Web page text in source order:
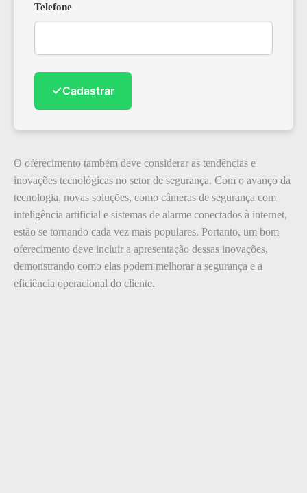
Telefone
✓Cadastrar
O oferecimento também deve considerar as tendências e
inovações tecnológicas no setor de segurança. Com o avanço da
tecnologia, novas soluções, como câmeras de segurança com
inteligência artificial e sistemas de alarme conectados à internet,
estão se tornando cada vez mais populares. Portanto, um bom
oferecimento deve incluir a apresentação dessas inovações,
demonstrando como elas podem melhorar a segurança e a
eficiência operacional do cliente.